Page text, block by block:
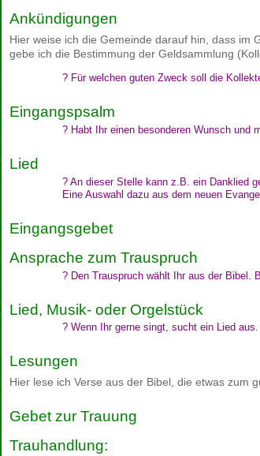
Ankündigungen
Hier weise ich die Gemeinde darauf hin, dass im
gebe ich die Bestimmung der Geldsammlung
? Für welchen guten Zweck soll die
Eingangspsalm
? Habt Ihr einen besonderen Wunsch und
Lied
? An dieser Stelle kann z.B. ein Danklied
Eine Auswahl dazu aus dem neuen
Eingangsgebet
Ansprache zum Trauspruch
? Den Trauspruch wählt Ihr aus der Bibel.
Lied, Musik- oder Orgelstück
? Wenn Ihr gerne singt, sucht ein Lied
Lesungen
Hier lese ich Verse aus der Bibel, die etwas zum
Gebet zur Trauung
Trauhandlung: